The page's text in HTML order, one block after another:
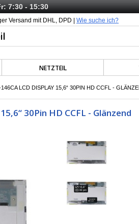
7:30 - 15:30
Versand mit DHL, DPD | Wie suche ich?
NETZTEIL
LCD DISPLAY 15,6“ 30PIN HD CCFL -
30Pin HD CCFL - Glänzend